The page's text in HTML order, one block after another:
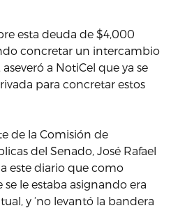
esta deuda de $4,000
concretar un intercambio
a NotiCel que ya se
para concretar estos
de la Comisión de
del Senado, José Rafael
este diario que como
le estaba asignando era
y ‘no levantó la bandera